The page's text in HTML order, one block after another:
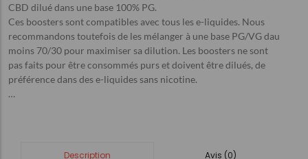
CBD dilué dans une base 100% PG.
Ces boosters sont compatibles avec tous les e-liquides. Nous
recommandons toutefois de les mélanger à une base PG/VG dau
moins 70/30 pour maximiser sa dilution. Les boosters ne sont
pas faits pour être consommés purs et doivent être dilués, de
préférence dans des e-liquides sans nicotine.
…
Description Avis (0)